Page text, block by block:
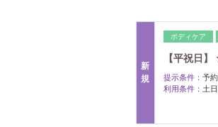
新
規
ボディケア
【平祝日
提示条件： 予
利用条件： 土